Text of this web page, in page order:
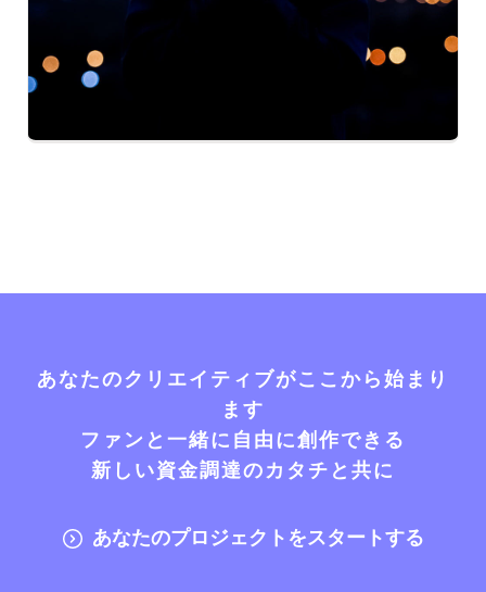
あなたのクリエイティブがここから始まり
ます
ファンと一緒に自由に創作できる
新しい資金調達のカタチと共に
あなたのプロジェクトをスタートする